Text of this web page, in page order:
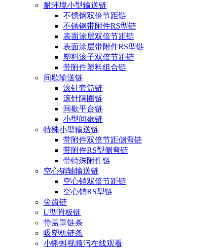
耐环境小型输送链
不锈钢双倍节距链
不锈钢带附件RS型链
表面涂层双倍节距链
表面涂层带附件RS型链
塑料滚子双倍节距链
带附件塑料组合链
间歇输送链
滚针套筒链
滚针隔圈链
间歇平台链
小型间歇链
特殊小型输送链
带附件双倍节距侧弯链
带附件RS型侧弯链
带特殊附件链
空心销轴输送链
空心销双倍节距链
空心销RS型链
尖齿链
U型附板链
带盖罩链条
吸塑机链条
小蝌蚪视频污在线观看